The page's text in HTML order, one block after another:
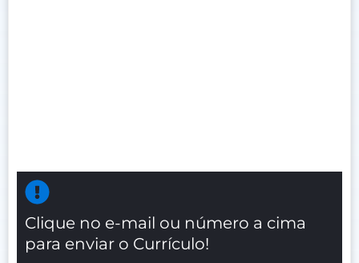
Clique no e-mail ou número a cima
para enviar o Currículo!